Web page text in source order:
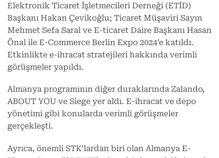
Elektronik Ticaret İşletmecileri Derneği (ETİD)
Başkanı Hakan Çevikoğlu; Ticaret Müşaviri Sayın
Mehmet Sefa Saral ve E-ticaret Daire Başkanı Hasan
Önal ile E-Commerce Berlin Expo 2024’e katıldı.
Etkinlikte e-ihracat stratejileri hakkında verimli
görüşmeler yapıldı.
Almanya programının diğer duraklarında Zalando,
ABOUT YOU ve Siege yer aldı. E-ihracat ve depo
yönetimi gibi konularda verimli görüşmeler
gerçekleşti.
Ayrıca, önemli STK’lardan biri olan Almanya E-